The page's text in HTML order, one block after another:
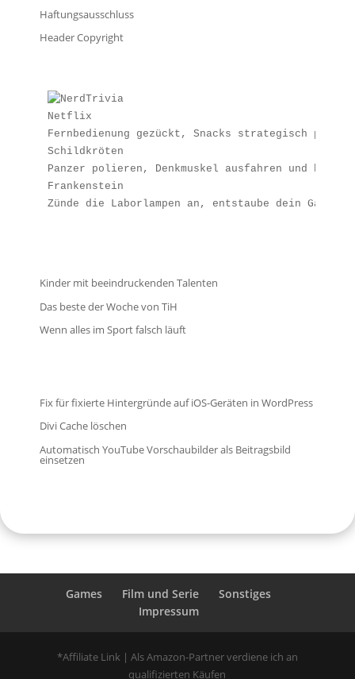
Haftungsausschluss
Header Copyright
Netflix
Fernbedienung gezückt, Snacks strategisch
Schildkröten
Panzer polieren, Denkmuskel ausfahren und
Frankenstein
Zünde die Laborlampen an, entstaube dein
Kinder mit beeindruckenden Talenten
Das beste der Woche von TiH
Wenn alles im Sport falsch läuft
Fix für fixierte Hintergründe auf iOS-Geräten in WordPress
Divi Cache löschen
Automatisch YouTube Vorschaubilder als Beitragsbild
einsetzen
Games Film und Serie
Sonstiges
Impressum
*Affiliate Link | Als Amazon-Partner verdiene ich an
qualifizierten Käufen